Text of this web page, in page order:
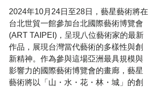
2024年10月24日至28日，藝星藝術將在
台北世貿一館參加台北國際藝術博覽會
(ART TAIPEI)，呈現八位藝術家的最新
作品，展現台灣當代藝術的多樣性與創
新精神。作為參與這場亞洲最具規模與
影響力的國際藝術博覽會的畫廊，藝星
藝術將以「山・水・花・林・城」的創